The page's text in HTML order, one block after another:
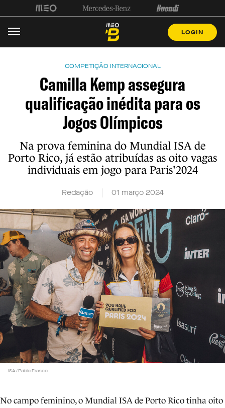
LOGIN
COMPETIÇÃO INTERNACIONAL
Camilla Kemp assegura
qualificação inédita para os
Jogos Olímpicos
Na prova feminina do Mundial ISA de
Porto Rico, já estão atribuídas as oito vagas
individuais em jogo para Paris'2024
Redação 01 março 2024
ISA/Pablo Franco
No campo feminino, o Mundial ISA de Porto Rico tinha oito